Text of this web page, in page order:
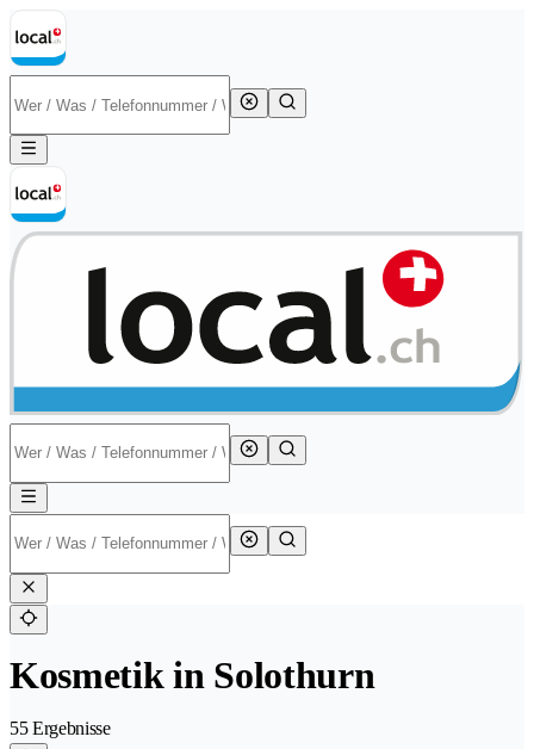
Kosmetik in Solothurn
55 Ergebnisse